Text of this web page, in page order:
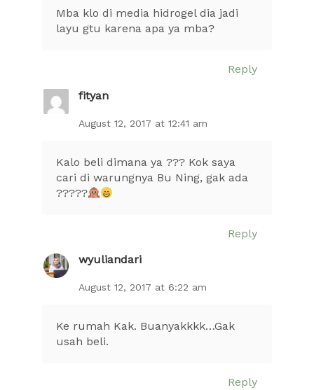
Mba klo di media hidrogel dia jadi
layu gtu karena apa ya mba?
Reply
fityan
August 12, 2017 at 12:41 am
Kalo beli dimana ya ??? Kok saya
cari di warungnya Bu Ning, gak ada
?????
Reply
wyuliandari
August 12, 2017 at 6:22 am
Ke rumah Kak. Buanyakkkk…Gak
usah beli.
Reply